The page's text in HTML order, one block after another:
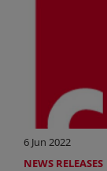
6 Jun 2022
NEWS RELEASES